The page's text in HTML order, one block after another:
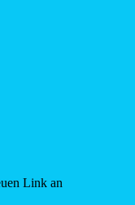
Link an